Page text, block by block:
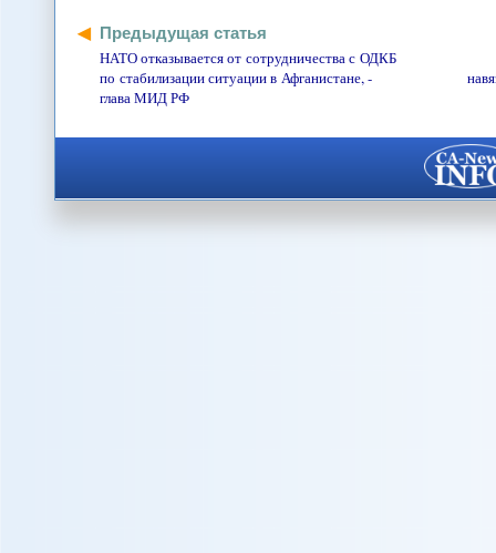
Предыдущая статья
НАТО отказывается от сотрудничества с ОДКБ
по стабилизации ситуации в Афганистане, -
глава МИД РФ